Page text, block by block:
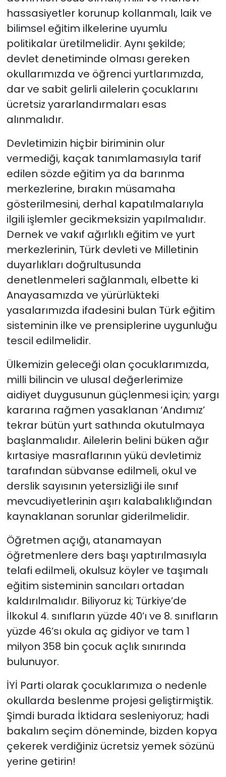
hassasiyetler korunup kollanmalı, laik ve
bilimsel eğitim ilkelerine uyumlu
politikalar üretilmelidir. Aynı şekilde;
devlet denetiminde olması gereken
okullarımızda ve öğrenci yurtlarımızda,
dar ve sabit gelirli ailelerin çocuklarını
ücretsiz yararlandırmaları esas
alınmalıdır.
Devletimizin hiçbir biriminin olur
vermediği, kaçak tanımlamasıyla tarif
edilen sözde eğitim ya da barınma
merkezlerine, bırakın müsamaha
gösterilmesini, derhal kapatılmalarıyla
ilgili işlemler gecikmeksizin yapılmalıdır.
Dernek ve vakıf ağırlıklı eğitim ve yurt
merkezlerinin, Türk devleti ve Milletinin
duyarlıkları doğrultusunda
denetlenmeleri sağlanmalı, elbette ki
Anayasamızda ve yürürlükteki
yasalarımızda ifadesini bulan Türk eğitim
sisteminin ilke ve prensiplerine uygunluğu
tescil edilmelidir.
Ülkemizin geleceği olan çocuklarımızda,
milli bilincin ve ulusal değerlerimize
aidiyet duygusunun güçlenmesi için; yargı
kararına rağmen yasaklanan ‘Andımız’
tekrar bütün yurt sathında okutulmaya
başlanmalıdır. Ailelerin belini büken ağır
kırtasiye masraflarının yükü devletimiz
tarafından sübvanse edilmeli, okul ve
derslik sayısının yetersizliği ile sınıf
mevcudiyetlerinin aşırı kalabalıklığından
kaynaklanan sorunlar giderilmelidir.
Öğretmen açığı, atanamayan
öğretmenlere ders başı yaptırılmasıyla
telafi edilmeli, okulsuz köyler ve taşımalı
eğitim sisteminin sancıları ortadan
kaldırılmalıdır. Biliyoruz ki; Türkiye’de
İlkokul 4. sınıfların yüzde 40’ı ve 8. sınıfların
yüzde 46’sı okula aç gidiyor ve tam 1
milyon 358 bin çocuk açlık sınırında
bulunuyor.
İYİ Parti olarak çocuklarımıza o nedenle
okullarda beslenme projesi geliştirmiştik.
Şimdi burada İktidara sesleniyoruz; hadi
bakalım seçim döneminde, bizden kopya
çekerek verdiğiniz ücretsiz yemek sözünü
yerine getirin!